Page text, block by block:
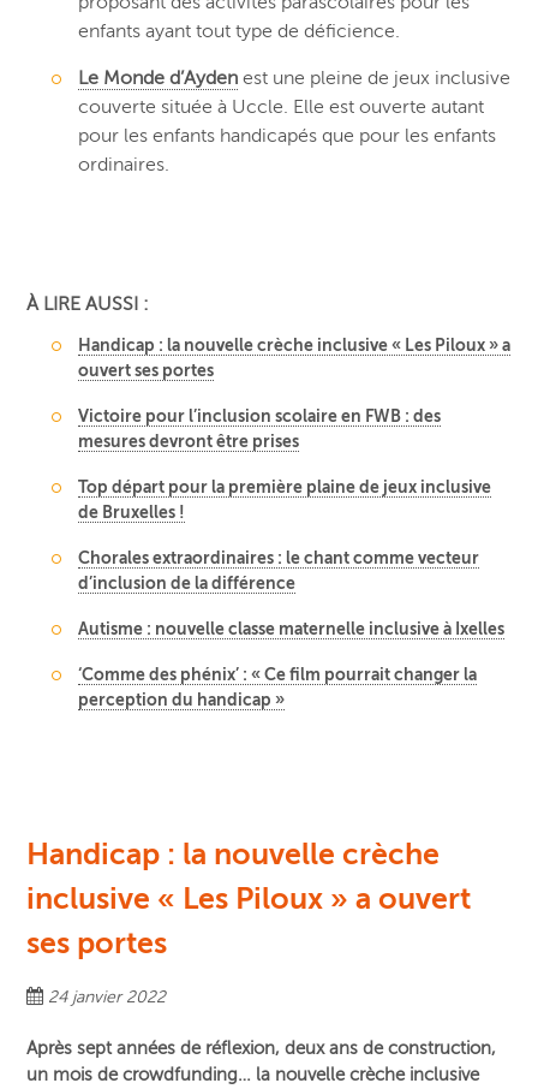
enfants ayant tout type de déficience.
Le Monde d’Ayden est une pleine de jeux inclusive
couverte située à Uccle. Elle est ouverte autant
pour les enfants handicapés que pour les enfants
ordinaires.
À LIRE AUSSI :
Handicap : la nouvelle crèche inclusive « Les Piloux » a
ouvert ses portes
Victoire pour l’inclusion scolaire en FWB : des
mesures devront être prises
Top départ pour la première plaine de jeux inclusive
de Bruxelles !
Chorales extraordinaires : le chant comme vecteur
d’inclusion de la différence
Autisme : nouvelle classe maternelle inclusive à Ixelles
‘Comme des phénix’ : « Ce film pourrait changer la
perception du handicap »
Handicap : la nouvelle crèche
inclusive « Les Piloux » a ouvert
ses portes
24 janvier 2022
Après sept années de réflexion, deux ans de construction,
un mois de crowdfunding… la nouvelle crèche inclusive